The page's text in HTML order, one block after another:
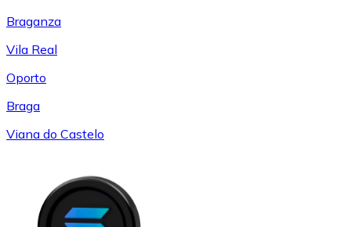
Braganza
Vila Real
Oporto
Braga
Viana do Castelo